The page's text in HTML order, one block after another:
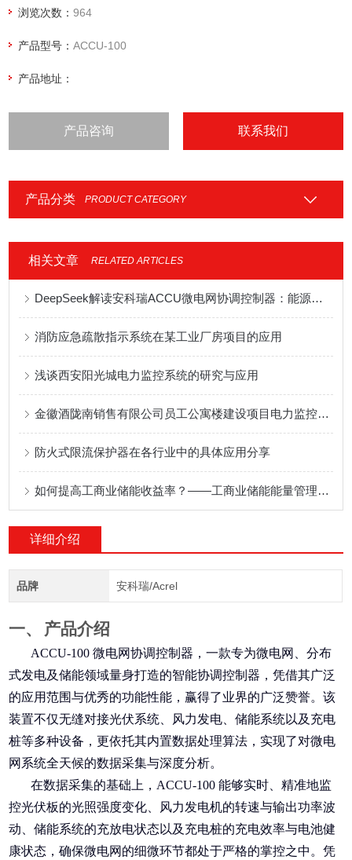
浏览次数：964
产品型号：ACCU-100
产品地址：
产品咨询 联系我们
产品分类 PRODUCT CATEGORY
相关文章 RELATED ARTICLES
DeepSeek解读安科瑞ACCU微电网协调控制器：能源管理的智慧大脑
消防应急疏散指示系统在某工业厂房项目的应用
浅谈西安阳光城电力监控系统的研究与应用
金徽酒陇南销售有限公司员工公寓楼建设项目电力监控系统的研究与应用
防火式限流保护器在各行业中的具体应用分享
如何提高工商业储能收益率？——工商业储能能量管理系统
详细介绍
品牌 安科瑞/Acrel
一、 产品介绍
ACCU-100 微电网协调控制器，一款专为微电网、分布
式发电及储能领域量身打造的智能协调控制器，凭借其广泛
的应用范围与优秀的功能性能，赢得了业界的广泛赞誉。该
装置不仅无缝对接光伏系统、风力发电、储能系统以及充电
桩等多种设备，更依托其内置数据处理算法，实现了对微电
网系统全天候的数据采集与深度分析。
在数据采集的基础上，ACCU-100 能够实时、精准地监
控光伏板的光照强度变化、风力发电机的转速与输出功率波
动、储能系统的充放电状态以及充电桩的充电效率与电池健
康状态，确保微电网的细微环节都处于严格的掌控之中。凭